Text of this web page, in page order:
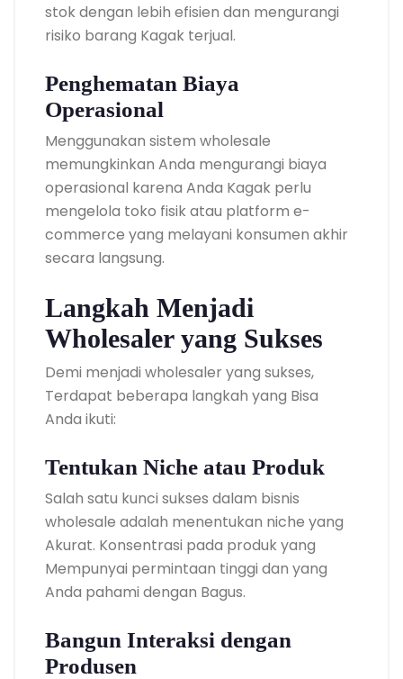
stok dengan lebih efisien dan mengurangi
risiko barang Kagak terjual.
Penghematan Biaya
Operasional
Menggunakan sistem wholesale
memungkinkan Anda mengurangi biaya
operasional karena Anda Kagak perlu
mengelola toko fisik atau platform e-
commerce yang melayani konsumen akhir
secara langsung.
Langkah Menjadi
Wholesaler yang Sukses
Demi menjadi wholesaler yang sukses,
Terdapat beberapa langkah yang Bisa
Anda ikuti:
Tentukan Niche atau Produk
Salah satu kunci sukses dalam bisnis
wholesale adalah menentukan niche yang
Akurat. Konsentrasi pada produk yang
Mempunyai permintaan tinggi dan yang
Anda pahami dengan Bagus.
Bangun Interaksi dengan
Produsen